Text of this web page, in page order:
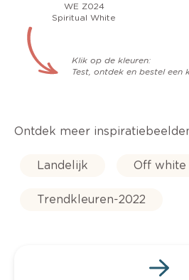
WE Z024
Spiritual White
Klik op de kleuren:
Test, ontdek en bestel een
Ontdek meer
Landelijk Off white
Trendkleuren-2022